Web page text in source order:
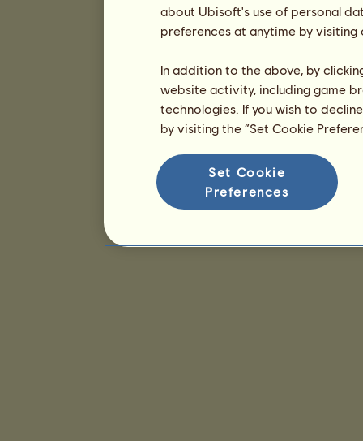
about Ubisoft's use of personal
preferences at anytime by
In addition to the above, by
website activity, including game
technologies. If you wish to
by visiting the “Set Cookie
Set Cookie
Preferences